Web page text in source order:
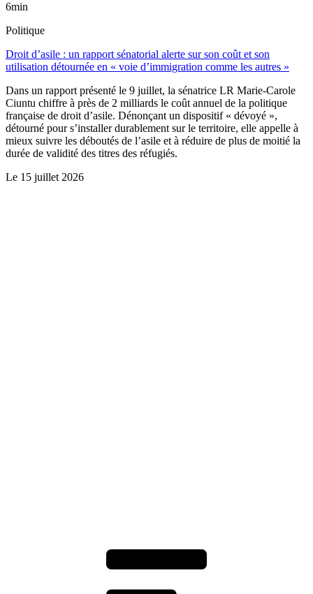
6min
Politique
Droit d’asile : un rapport sénatorial alerte sur son coût et son
utilisation détournée en « voie d’immigration comme les autres »
Dans un rapport présenté le 9 juillet, la sénatrice LR Marie-Carole
Ciuntu chiffre à près de 2 milliards le coût annuel de la politique
française de droit d’asile. Dénonçant un dispositif « dévoyé »,
détourné pour s’installer durablement sur le territoire, elle appelle à
mieux suivre les déboutés de l’asile et à réduire de plus de moitié la
durée de validité des titres des réfugiés.
Le 15 juillet 2026